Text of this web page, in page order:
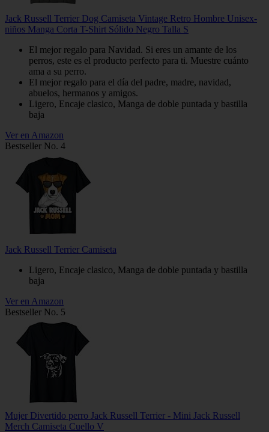
Jack Russell Terrier Dog Camiseta Vintage Retro Hombre Unisex-
niños Manga Corta T-Shirt Sólido Negro Talla S
El mejor regalo para Navidad. Si eres un amante de los
perros, este es el producto perfecto para ti. Muestre cuánto
ama a su perro.
El mejor regalo para el día del padre, madre, navidad,
abuelos, hermanos y amigos.
Ligero, Encaje clasico, Manga de doble puntada y bastilla
baja
Ver en Amazon
Bestseller No. 4
Jack Russell Terrier Camiseta
Ligero, Encaje clasico, Manga de doble puntada y bastilla
baja
Ver en Amazon
Bestseller No. 5
Mujer Divertido perro Jack Russell Terrier - Mini Jack Russell
Merch Camiseta Cuello V